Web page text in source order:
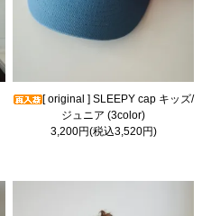
[ original ] SLEEPY cap キッズ/
ジュニア (3color)
3,200円(税込3,520円)